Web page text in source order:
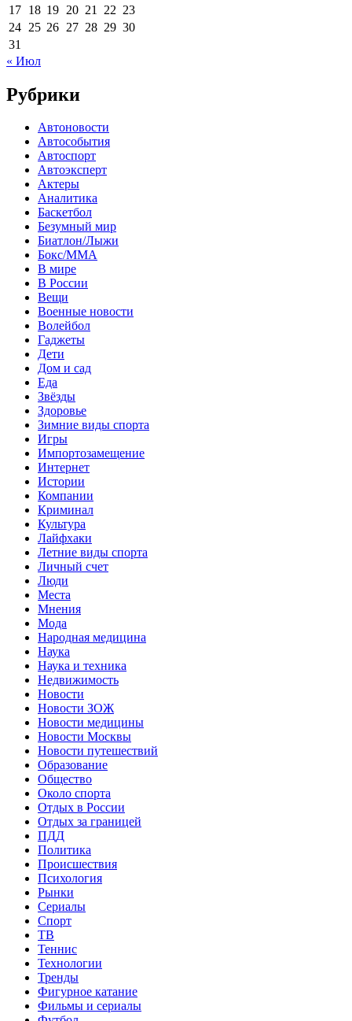
17 18 19 20 21 22 23
24 25 26 27 28 29 30
31
« Июл
Рубрики
Автоновости
Автособытия
Автоспорт
Автоэксперт
Актеры
Аналитика
Баскетбол
Безумный мир
Биатлон/Лыжи
Бокс/MMA
В мире
В России
Вещи
Военные новости
Волейбол
Гаджеты
Дети
Дом и сад
Еда
Звёзды
Здоровье
Зимние виды спорта
Игры
Импортозамещение
Интернет
Истории
Компании
Криминал
Культура
Лайфхаки
Летние виды спорта
Личный счет
Люди
Места
Мнения
Мода
Народная медицина
Наука
Наука и техника
Недвижимость
Новости
Новости ЗОЖ
Новости медицины
Новости Москвы
Новости путешествий
Образование
Общество
Около спорта
Отдых в России
Отдых за границей
ПДД
Политика
Происшествия
Психология
Рынки
Сериалы
Спорт
ТВ
Теннис
Технологии
Тренды
Фигурное катание
Фильмы и сериалы